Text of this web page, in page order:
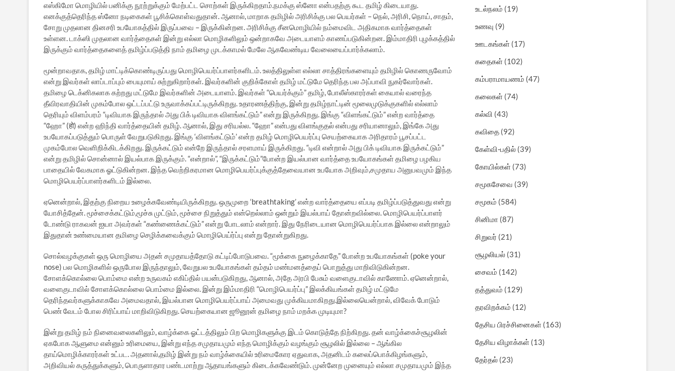
எஸ்கிமோ மொழியில் பனிக்கு நூற்றுக்கும் மேற்பட்ட சொற்கள் இருக்கிறதாம்.நமக்கு ஸ்னோ என்பதற்கு கூட தமிழ் கிடையாது.
எனக்குத்தெரிந்த ஸ்னோ நடிகைகள் பூசிக்கொள்வதுதான். ஆனால், மாறாக தமிழில் அரிசிக்கு பல பெயர்கள் – நெல், அரிசி, நொய், சாதம்,
சோறு முதலான தினசரி உபயோகத்தில் இருப்பவை – இருக்கின்றன. அரிசிக்கு சீனமொழியில் நம்மைவிட அதிகமாக வார்த்தைகள்
உள்ளன. டாக்ஸி முதலான வார்த்தைகள் இன்று எல்லா மொழிகளிலும் ஒன்றாகவே அடையாளம் காணப்படுகின்றன. இம்மாதிரி புழக்கத்தில்
இருக்கும் வார்த்தைகளைத் தமிழ்ப்படுத்தி நாம் தமிழை முடக்காமல் மேலே ஆகவேண்டிய வேலையைப்பார்க்கலாம்.
மூன்றாவதாக, தமிழ் மாட்டிக்கொண்டிருப்பது மொழிபெயர்ப்பாளர்களிடம். உலத்திலுள்ள எல்லா சாத்திரங்களையும் தமிழில் கொணருவோம்
என்று இவர்கள் லாப்டாப்பும் பையுமாய் சுற்றுகிறார்கள். இவர்களின் குறிக்கோள் தமிழ் மட்டுமே தெரிந்த பல அப்பாவி நுகர்வோர்கள்.
தமிழை டெக்னிகலாக கற்றது மட்டுமே இவர்களின் அடையாளம். இவர்கள் “பெயர்க்கும்” தமிழ், போலீஸ்காரர்கள் கையால் வரைந்த
தீவிரவாதியின் முகம்போல ஒட்டப்பட்டு உருவாக்கப்பட்டிருக்கிறது. உதாரணத்திற்கு, இன்று தமிழ்நாட்டின் மூலைமுடுக்குகளில் எல்லாம்
தெரியும் விளம்பரம் “டிவியாக இருந்தால் அது பிக் டிவியாக விளங்கட்டும்” என்று இருக்கிறது. இங்கு “விளங்கட்டும்” என்ற வார்த்தை
“ஹோ” (हो) என்ற ஹிந்தி வார்த்தையின் தமிழ். ஆனால், இது சரியல்ல. “ஹோ” என்பது விளங்குதல் என்பது சரியானாலும், இங்கே அது
உபயோகப்படுத்தும் பொருள் வேறுபடுகிறது. இங்கு ‘விளங்கட்டும்’ என்ற தமிழ் மொழிபெயர்ப்பு செயற்கையாக அரிதாரம் பூசப்பட்ட
முகம்போல வெளிறிக்கிடக்கிறது. இருக்கட்டும் என்றே இருந்தால் சரளமாய் இருக்கிறது. “டிவி என்றால் அது பிக் டிவியாக இருக்கட்டும்”
என்று தமிழில் சொன்னால் இயல்பாக இருக்கும். “என்றால்”, “இருக்கட்டும்”போன்ற இயல்பான வார்த்தை உபயோகங்கள் தமிழை பழகிய
பாதையில் வேகமாக ஓட்டுகின்றன. இந்த வெற்றிகரமான மொழிபெயர்ப்புக்குத்தேவையான உபயோக அறிவும்,சமுதாய அனுபவமும் இந்த
மொழிபெயர்ப்பாளர்களிடம் இல்லை.
ஏனென்றால், இதற்கு நிறைய உழைக்கவேண்டியிருக்கிறது. ஒருமுறை ‘breathtaking’ என்ற வார்த்தையை எப்படி தமிழ்ப்படுத்துவது என்று
யோசித்தேன். மூச்சைக்கட்டும்,மூச்சு முட்டும், மூச்சை நிறுத்தும் என்றெல்லாம் ஒன்றும் இயல்பாய் தோன்றவில்லை. மொழிபெயர்ப்பாளர்
டோண்டு ராகவன் ஐயா அவர்கள் “கண்ணைக்கட்டும்” என்று போடலாம் என்றார். இது நேரிடையான மொழிபெயர்ப்பாக இல்லை என்றாலும்
இதுதான் உண்மையான தமிழை செழிக்கவைக்கும் மொழிபெய்ர்ப்பு என்று தோன்றுகிறது.
சொல்வழக்குகள் ஒரு மொழியை அதன் சமுதாயத்தோடு கட்டிப்போடுபவை. “மூக்கை நுழைக்காதே” போன்ற உபயோகங்கள் (poke your
nose) பல மொழிகளில் ஒருபோல இருந்தாலும், வேறுபல உபயோகங்கள் தம்தம் மண்மனத்தைப் பொறுத்து மாறிவிடுகின்றன.
சோளக்கொல்லை பொம்மை என்ற உருவகம் எகிப்தில் பயன்படுகிறது, ஆனால், அதே அரபி பேசும் வளைகுடாவில் காணோம். ஏனென்றால்,
வளைகுடாவில் சோளக்கொல்லை பொம்மை இல்லை. இன்று இம்மாதிரி “மொழிபெயர்ப்பு” இலக்கியங்கள் தமிழ் மட்டுமே
தெரிந்தவர்களுக்காகவே அமைவதால், இயல்பான மொழிபெயர்ப்பாய் அமைவது முக்கியமாகிறது.இல்லையென்றால், விவேக் போடும்
பெண் வேடம் போல சிரிப்பாய் மாறிவிடுகிறது. செயற்கையான ஜூனூன் தமிழை நாம் மறக்க முடியுமா?
இன்று தமிழ் நம் நினைவலைகளிலும், வாழ்க்கை ஓட்டத்திலும் பிற மொழிகளுக்கு இடம் கொடுத்தே நிற்கிறது. தன் வாழ்க்கைச்சூழலின்
ஏகபோக ஆளுமை என்னும் உரிமையை, இன்று எந்த சமுதாயமும் எந்த மொழிக்கும் வழங்கும் சூழலில் இல்லை – ஆங்கில
தாய்மொழிக்காரர்கள் உட்பட. அதனால்,தமிழ் இன்று நம் வாழ்க்கையில் உரிமைகோர ஏதுவாக, அதனிடம் கலைப்பொக்கிழங்களும்,
அறிவியல் கருத்துக்களும், பொருளாதார பண்டமாற்று ஆதாயங்களும் கிடைக்கவேண்டும். முன்னேற முனையும் எல்லா சமுதாயமும் இந்த
உடல்நலம் (19)
உணவு (9)
ஊடகங்கள் (17)
கதைகள் (102)
கம்பராமாயணம் (47)
கலைகள் (74)
கல்வி (43)
கவிதை (92)
கேள்வி-பதில் (39)
கோயில்கள் (73)
சமூகசேவை (39)
சமூகம் (584)
சினிமா (87)
சிறுவர் (21)
சூழலியல் (31)
சைவம் (142)
தத்துவம் (129)
தரவிறக்கம் (12)
தேசிய பிரச்சினைகள் (163)
தேசிய விழாக்கள் (13)
தேர்தல் (23)